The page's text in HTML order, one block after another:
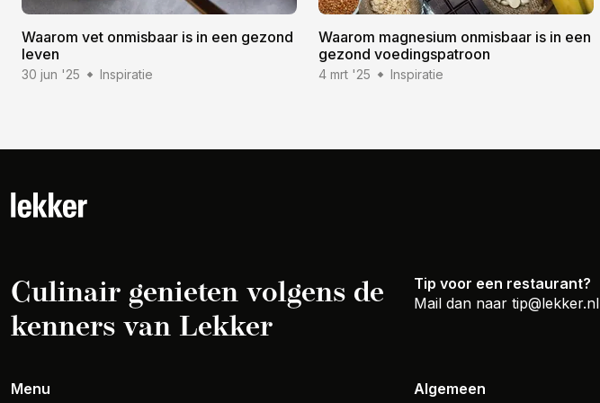
Waarom vet onmisbaar is in een gezond
leven
30 jun '25 Inspiratie
Waarom magnesium onmisbaar is in een
gezond voedingspatroon
4 mrt '25 Inspiratie
Culinair genieten volgens de
kenners van Lekker
Tip voor een restaurant?
Mail dan naar tip@lekker.nl
Menu Algemeen